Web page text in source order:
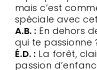
mais c’est
spéciale avec
A.B. : En dehors
qui te passionne
É.D. : La forêt,
passion